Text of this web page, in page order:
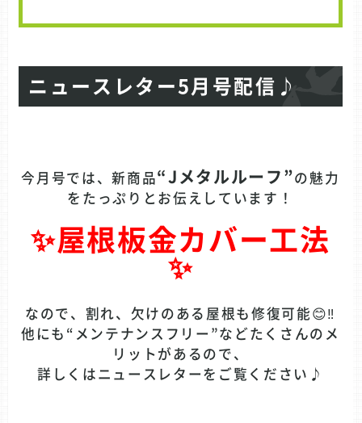
ニュースレター5月号配信♪
今月号では、新商品“Jメタルルーフ”の魅力
をたっぷりとお伝えしています！
✨屋根板金カバー工法
✨
なので、割れ、欠けのある屋根も修復可能😊‼️
他にも“メンテナンスフリー”などたくさんのメ
リットがあるので、
詳しくはニュースレターをご覧ください♪